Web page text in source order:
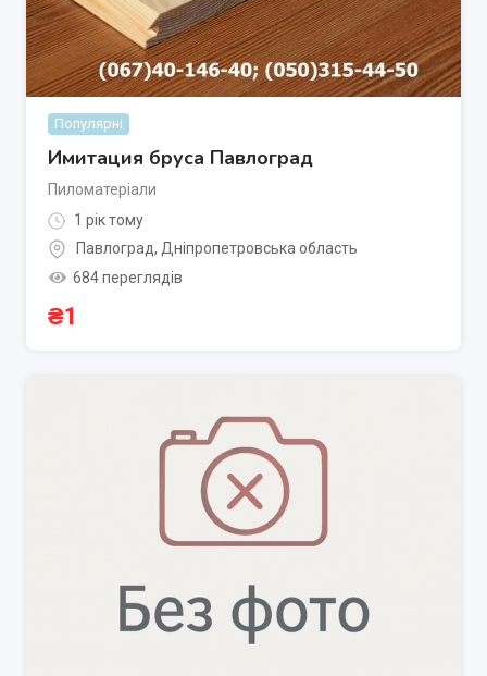
Популярні
Имитация бруса Павлоград
Пиломатеріали
1 рік тому
Павлоград, Дніпропетровська область
684 переглядів
₴1